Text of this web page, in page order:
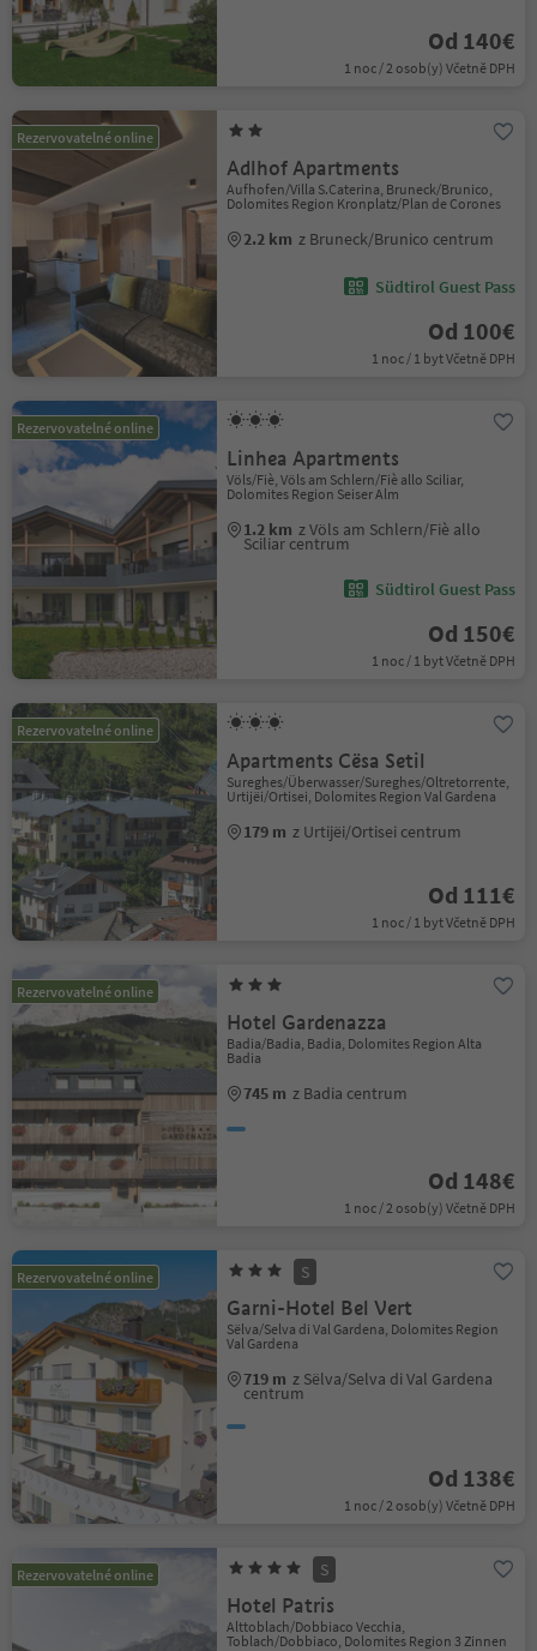
Od 140€
1 noc / 2 osob(y) Včetně DPH
Rezervovatelné online
Adlhof Apartments
Aufhofen/Villa S.Caterina, Bruneck/Brunico,
Dolomites Region Kronplatz/Plan de Corones
2.2 km z Bruneck/Brunico centrum
Südtirol Guest Pass
Od 100€
1 noc / 1 byt Včetně DPH
Rezervovatelné online
Linhea Apartments
Völs/Fiè, Völs am Schlern/Fiè allo Sciliar,
Dolomites Region Seiser Alm
1.2 km z Völs am Schlern/Fiè allo
Sciliar centrum
Südtirol Guest Pass
Od 150€
1 noc / 1 byt Včetně DPH
Rezervovatelné online
Apartments Cësa Setil
Sureghes/Überwasser/Sureghes/Oltretorrente,
Urtijëi/Ortisei, Dolomites Region Val Gardena
179 m z Urtijëi/Ortisei centrum
Od 111€
1 noc / 1 byt Včetně DPH
Rezervovatelné online
Hotel Gardenazza
Badia/Badia, Badia, Dolomites Region Alta
Badia
745 m z Badia centrum
Od 148€
1 noc / 2 osob(y) Včetně DPH
Rezervovatelné online S
Garni-Hotel Bel Vert
Sëlva/Selva di Val Gardena, Dolomites Region
Val Gardena
719 m z Sëlva/Selva di Val Gardena
centrum
Od 138€
1 noc / 2 osob(y) Včetně DPH
Rezervovatelné online S
Hotel Patris
Alttoblach/Dobbiaco Vecchia,
Toblach/Dobbiaco, Dolomites Region 3 Zinnen